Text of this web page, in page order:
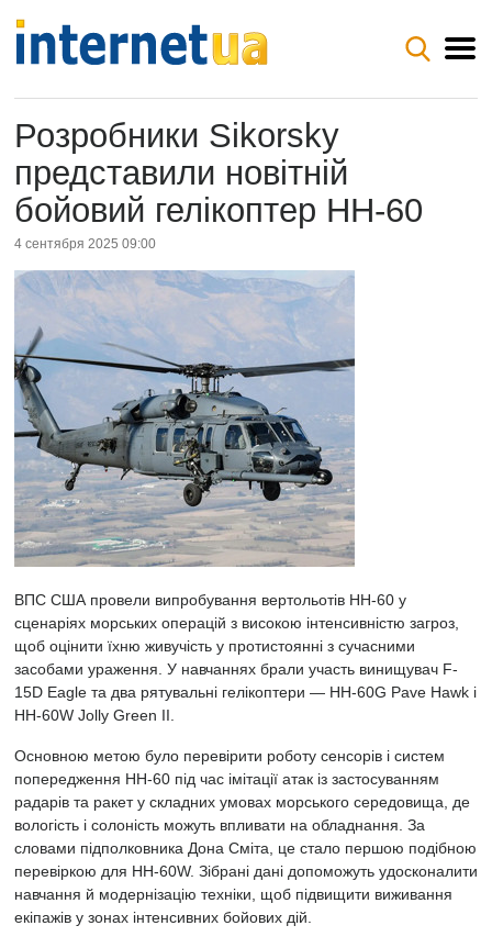
Розробники Sikorsky
представили новітній
бойовий гелікоптер HH-60
4 сентября 2025 09:00
ВПС США провели випробування вертольотів HH-60 у
сценаріях морських операцій з високою інтенсивністю загроз,
щоб оцінити їхню живучість у протистоянні з сучасними
засобами ураження. У навчаннях брали участь винищувач F-
15D Eagle та два рятувальні гелікоптери — HH-60G Pave Hawk і
HH-60W Jolly Green II.
Основною метою було перевірити роботу сенсорів і систем
попередження HH-60 під час імітації атак із застосуванням
радарів та ракет у складних умовах морського середовища, де
вологість і солоність можуть впливати на обладнання. За
словами підполковника Дона Сміта, це стало першою подібною
перевіркою для HH-60W. Зібрані дані допоможуть удосконалити
навчання й модернізацію техніки, щоб підвищити виживання
екіпажів у зонах інтенсивних бойових дій.